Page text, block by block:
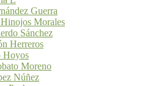
Guerra
Morales
Sánchez
Herreros
Hoyos
Moreno
Núñez